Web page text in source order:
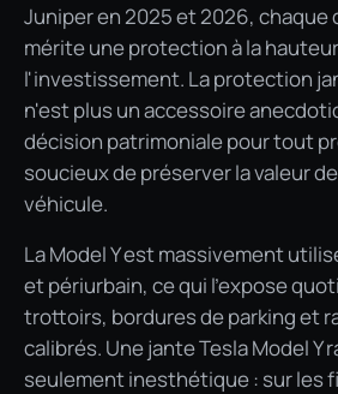
Juniper en 2025 et 2026,
mérite une protection à la
l'investissement. La protection
n'est plus un accessoire
décision patrimoniale pour tout
soucieux de préserver la valeur
véhicule.
La Model Y est massivement
et périurbain, ce qui l'expose
trottoirs, bordures de parking et
calibrés. Une jante Tesla Model Y
seulement inesthétique : sur les